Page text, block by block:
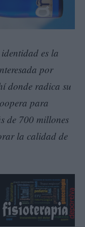
es la
por
donde radica su
para
de 700 millones
la calidad de